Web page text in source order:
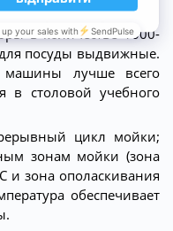
тарелки, кухонный
в количестве 1000-
посуды выдвижные.
машины лучше всего
в столовой учебного
цикл мойки;
зонам мойки (зона
и зона ополаскивания
обеспечивает